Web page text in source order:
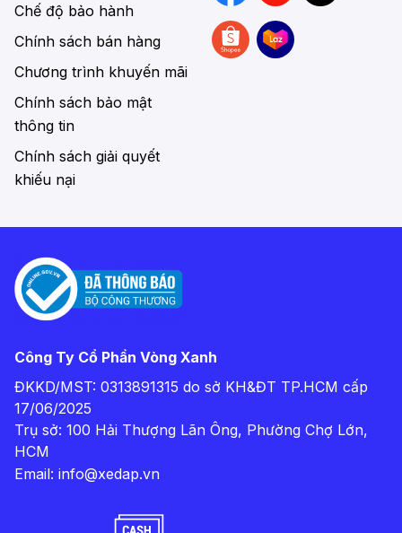
Chế độ bảo hành
Chính sách bán hàng
Chương trình khuyến mãi
Chính sách bảo mật
thông tin
Chính sách giải quyết
khiếu nại
Công Ty Cổ Phần Vòng Xanh
ĐKKD/MST: 0313891315 do sở KH&ĐT TP.HCM cấp
17/06/2025
Trụ sở: 100 Hải Thượng Lãn Ông, Phường Chợ Lớn,
HCM
Email: info@xedap.vn